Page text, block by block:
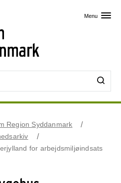
Menu
Region Syddanmark
for arbejdsmiljøindsats